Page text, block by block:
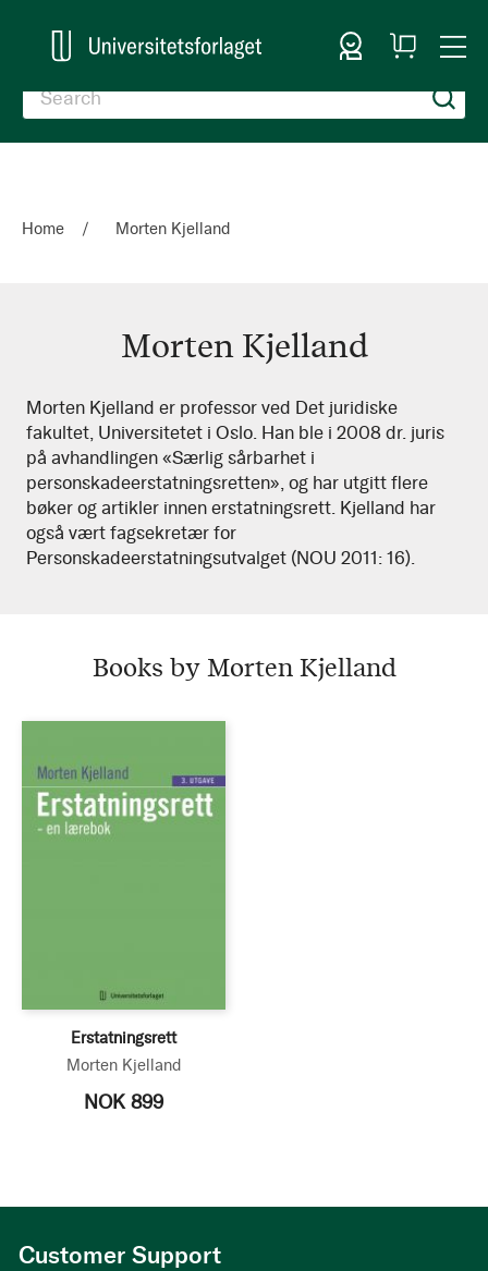
Sign In
My
Cart
Home Morten Kjelland
Morten Kjelland
Morten
Kjelland
Morten Kjelland er professor ved Det juridiske
fakultet, Universitetet i Oslo. Han ble i 2008 dr. juris
på avhandlingen «Særlig sårbarhet i
personskadeerstatningsretten», og har utgitt flere
bøker og artikler innen erstatningsrett. Kjelland har
også vært fagsekretær for
Personskadeerstatningsutvalget (NOU 2011: 16).
Books by Morten Kjelland
Erstatningsrett
Morten Kjelland
NOK 899
Customer Support